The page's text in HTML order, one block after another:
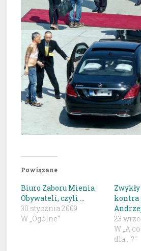
Powiązane
Biuro Zaboru Mienia
Obywateli, czyli …
30 stycznia 2009
W „Ogólne"
kontra
23
W „A
dla... ?"